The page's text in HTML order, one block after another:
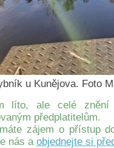
u Kunějova. Foto
líto, ale celé znění
předplatitelům.
zájem o přístup
nás a objednejte si